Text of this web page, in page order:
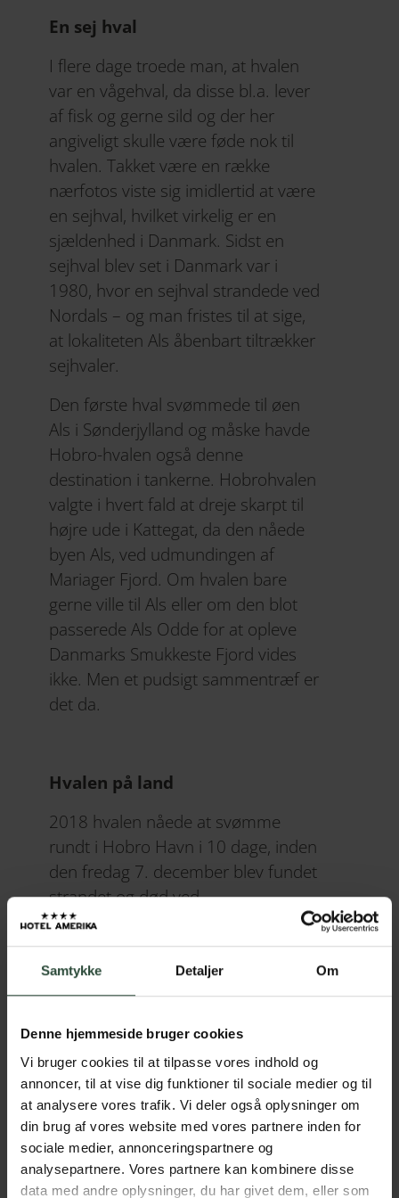
Samtykke Detaljer Om
Denne hjemmeside bruger cookies
Vi bruger cookies til at tilpasse vores indhold og
annoncer, til at vise dig funktioner til sociale medier og til
at analysere vores trafik. Vi deler også oplysninger om
din brug af vores website med vores partnere inden for
sociale medier, annonceringspartnere og
analysepartnere. Vores partnere kan kombinere disse
data med andre oplysninger, du har givet dem, eller som
En sej hval
I flere dage troede man, at hvalen
var en vågehval, da disse bl.a. lever
af fisk og gerne sild og der her
angiveligt skulle være føde nok til
hvalen. Takket være en række
nærfotos viste sig imidlertid at være
en sejhval, hvilket virkelig er en
sjældenhed i Danmark. Sidst en
sejhval blev set i Danmark var i
1980, hvor en sejhval strandede ved
Nordals – og man fristes til at sige,
at lokaliteten Als åbenbart tiltrækker
sejhvaler.
Den første hval svømmede til øen
Als i Sønderjylland og måske havde
Hobro-hvalen også denne
destination i tankerne. Hobrohvalen
valgte i hvert fald at dreje skarpt til
højre ude i Kattegat, da den nåede
byen Als, ved udmundingen af
Mariager Fjord. Om hvalen bare
gerne ville til Als eller om den blot
passerede Als Odde for at opleve
Danmarks Smukkeste Fjord vides
ikke. Men et pudsigt sammentræf er
det da.
Hvalen på land
2018 hvalen nåede at svømme
rundt i Hobro Havn i 10 dage, inden
den fredag 7. december blev fundet
strandet og død ved
Ørnedalsbugten ved Hobro.
To dage senere blev den 8 tons
tunge hval så med hjælp fra både
Hobro.
Planen var at træskibet Jagten
Valkyrien skulle have hvalen på slæb
ind til Hobro Havn, hvor en kran så
skulle løfte denl op på land. Det hele
gik som det skulle og tusindvis af